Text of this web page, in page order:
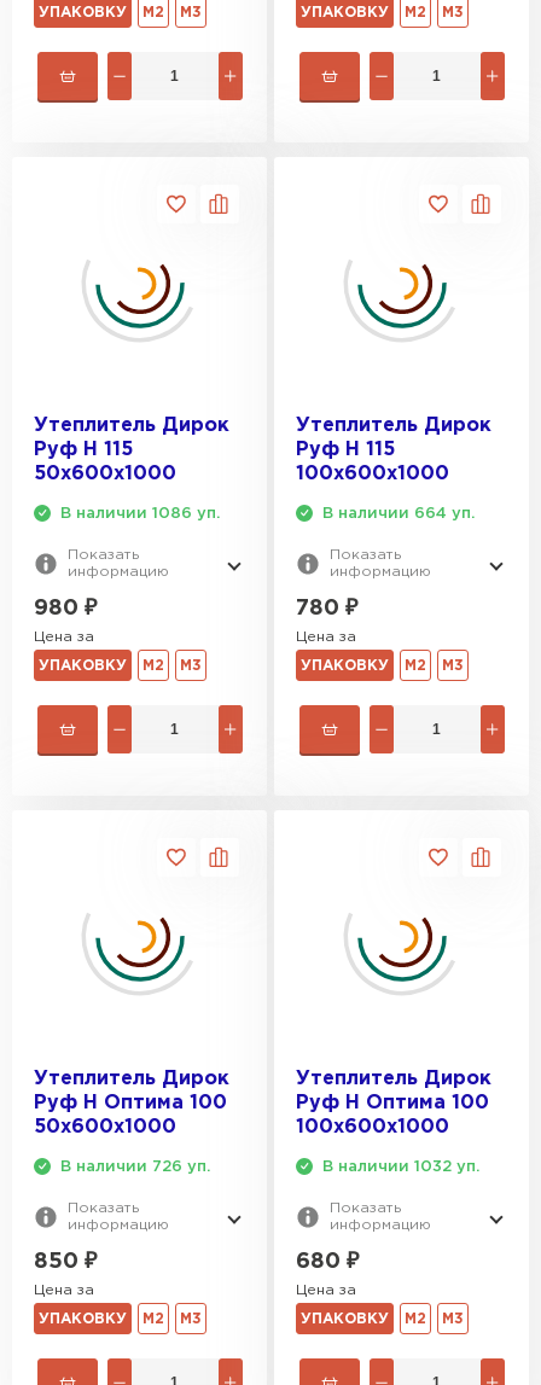
УПАКОВКУ М2 М3 УПАКОВКУ М2 М3
Утеплитель Дирок
Руф Н 115
50х600х1000
В наличии 1086 уп.
Показать
информацию
980 ₽
Цена за
УПАКОВКУ М2 М3
Утеплитель Дирок
Руф Н 115
100х600х1000
В наличии 664 уп.
Показать
информацию
780 ₽
Цена за
УПАКОВКУ М2 М3
Утеплитель Дирок
Руф Н Оптима 100
50х600х1000
В наличии 726 уп.
Показать
информацию
850 ₽
Цена за
УПАКОВКУ М2 М3
Утеплитель Дирок
Руф Н Оптима 100
100х600х1000
В наличии 1032 уп.
Показать
информацию
680 ₽
Цена за
УПАКОВКУ М2 М3